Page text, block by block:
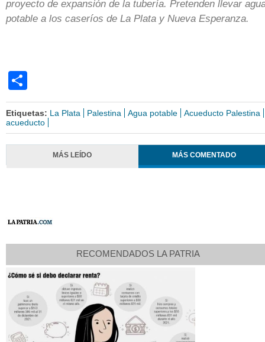
proyecto de expansión de la tubería. Pretenden llevar
potable a los caseríos de La Plata y Nueva Esperanza.
Etiquetas: La Plata Palestina Agua potable
Acueducto Palestina
acueducto
MÁS LEÍDO MÁS COMENTADO
RECOMENDADOS LA PATRIA